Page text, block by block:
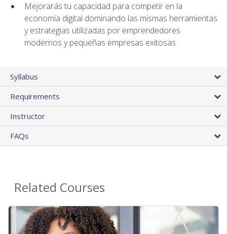
Mejorarás tu capacidad para competir en la
economía digital dominando las mismas herramientas
y estrategias utilizadas por emprendedores
modernos y pequeñas empresas exitosas
Syllabus
Requirements
Instructor
FAQs
Related Courses